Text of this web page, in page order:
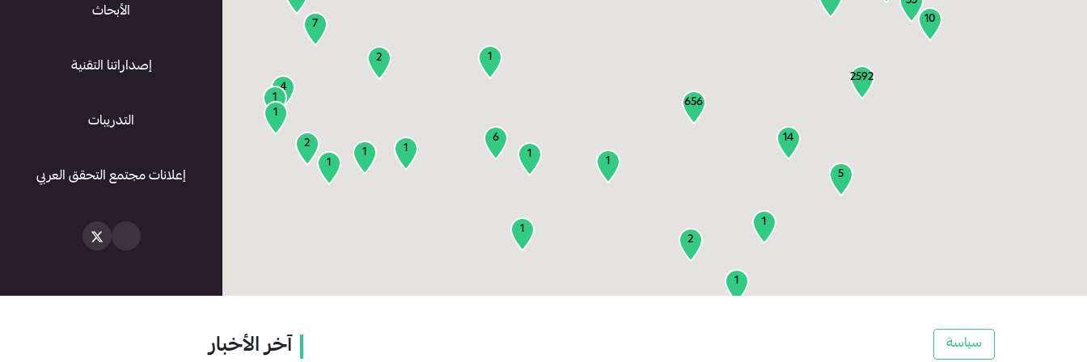
1
14
2
4
1
2592
10
656
6
1
5
7
1
2
1
2
1
1
1
1
1
1
الأبحاث
إصداراتنا التقنية
التدريبات
إعلانات مجتمع التحقق العربي
سياسة آخر الأخبار